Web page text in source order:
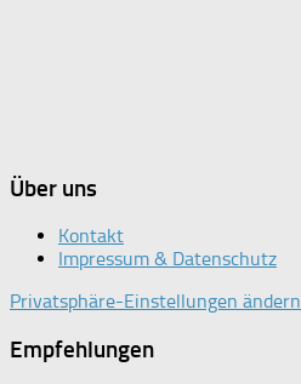
Über uns
Kontakt
Impressum & Datenschutz
Privatsphäre-Einstellungen ändern
Empfehlungen